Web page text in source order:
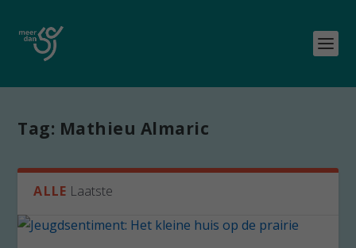
Tag: Mathieu Almaric
ALLE Laatste